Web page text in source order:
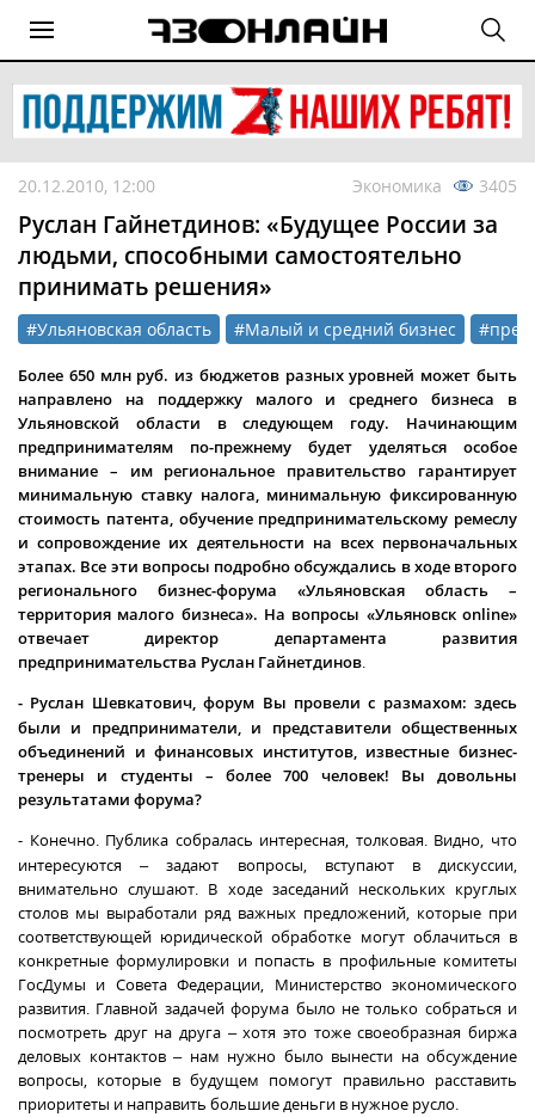
20.12.2010, 12:00 Экономика 3405
Руслан Гайнетдинов: «Будущее России за
людьми, способными самостоятельно
принимать решения»
#Ульяновская область #Малый и средний бизнес
Более 650 млн руб. из бюджетов разных уровней может быть
направлено на поддержку малого и среднего бизнеса в
Ульяновской области в следующем году. Начинающим
предпринимателям по-прежнему будет уделяться особое
внимание – им региональное правительство гарантирует
минимальную ставку налога, минимальную фиксированную
стоимость патента, обучение предпринимательскому ремеслу
и сопровождение их деятельности на всех первоначальных
этапах. Все эти вопросы подробно обсуждались в ходе второго
регионального бизнес-форума «Ульяновская область –
территория малого бизнеса». На вопросы «Ульяновск online»
отвечает директор департамента развития
предпринимательства Руслан Гайнетдинов.
- Руслан Шевкатович, форум Вы провели с размахом: здесь
были и предприниматели, и представители общественных
объединений и финансовых институтов, известные бизнес-
тренеры и студенты – более 700 человек! Вы довольны
результатами форума?
- Конечно. Публика собралась интересная, толковая. Видно, что
интересуются – задают вопросы, вступают в дискуссии,
внимательно слушают. В ходе заседаний нескольких круглых
столов мы выработали ряд важных предложений, которые при
соответствующей юридической обработке могут облачиться в
конкретные формулировки и попасть в профильные комитеты
ГосДумы и Совета Федерации, Министерство экономического
развития. Главной задачей форума было не только собраться и
посмотреть друг на друга – хотя это тоже своеобразная биржа
деловых контактов – нам нужно было вынести на обсуждение
вопросы, которые в будущем помогут правильно расставить
приоритеты и направить большие деньги в нужное русло.